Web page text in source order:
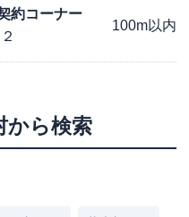
約コーナー
100m以内
から検索